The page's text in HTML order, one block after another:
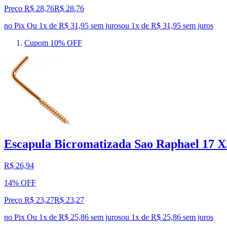
Preço R$ 28,76R$ 28,76
no Pix Ou 1x de R$ 31,95 sem jurosou 1x de R$ 31,95 sem juros
Cupom 10% OFF
Escapula Bicromatizada Sao Raphael 17
R$ 26,94
14% OFF
Preço R$ 23,27R$ 23,27
no Pix Ou 1x de R$ 25,86 sem jurosou 1x de R$ 25,86 sem juros